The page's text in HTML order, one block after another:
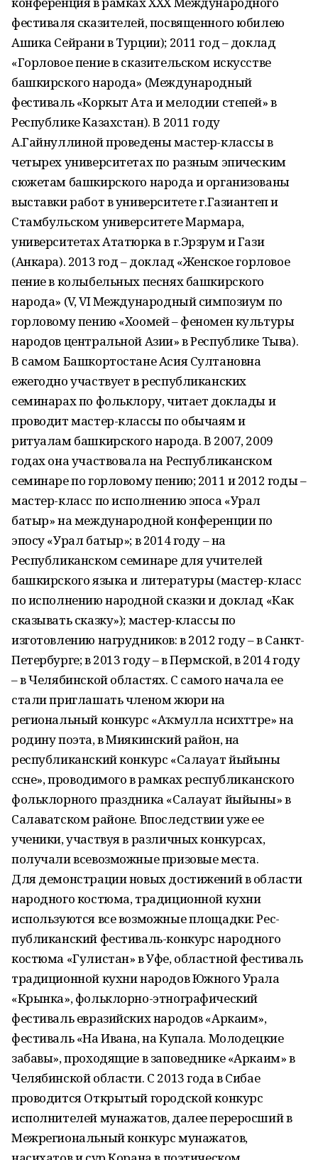
фестиваля сказителей, посвященного юбилею
Ашика Сейрани в Турции); 2011 год – доклад
«Горловое пение в сказительском искусстве
башкирского народа» (Международный
фестиваль «Коркыт Ата и мелодии степей» в
Республике Казахстан). В 2011 году
А.Гайнуллиной проведены мастер-классы в
четырех университетах по разным эпическим
сюжетам башкирского народа и организованы
выставки работ в университете г.Газиантеп и
Стамбульском университете Мармара,
университетах Ататюрка в г.Эрзрум и Гази
(Анкара). 2013 год – доклад «Женское горловое
пение в колыбельных песнях башкирского
народа» (V, VI Международный симпозиум по
горловому пению «Хоомей – феномен культуры
народов центральной Азии» в Республике Тыва).
В самом Башкортостане Асия Султановна
ежегодно участвует в республиканских
семинарах по фольклору, читает доклады и
проводит мастер-классы по обычаям и
ритуалам башкирского народа. В 2007, 2009
годах она участвовала на Республиканском
семинаре по горловому пению; 2011 и 2012 годы –
мастер-класс по исполнению эпоса «Урал
батыр» на международной конференции по
эпосу «Урал батыр»; в 2014 году – на
Республиканском семинаре для учителей
башкирского языка и литературы (мастер-класс
по исполнению народной сказки и доклад «Как
сказывать сказку»); мастер-классы по
изготовлению нагрудников: в 2012 году – в Санкт-
Петербурге; в 2013 году – в Пермской, в 2014 году
– в Челябинской областях. С самого начала ее
стали приглашать членом жюри на
региональный конкурс «Аҡмулла нәсихәттәре» на
родину поэта, в Миякинский район, на
республиканский конкурс «Салауат йыйыны
сәсәне», проводимого в рамках республиканского
фольк­лорного праздника «Салауат йыйыны» в
Салаватском районе. Впоследствии уже ее
ученики, участвуя в различных конкурсах,
получали всевозможные призовые места.
Для демонстрации новых достижений в области
народного костюма, традиционной кухни
используются все возможные площадки: Рес­
публиканский фестиваль-конкурс народного
костюма «Гулистан» в Уфе, областной фестиваль
традиционной кухни народов Южного Урала
«Крынка», фольклорно-этнографический
фестиваль евразийских народов «Аркаим»,
фестиваль «На Ивана, на Купала. Молодецкие
забавы», проходящие в заповеднике «Аркаим» в
Челябинской области. С 2013 года в Сибае
проводится Открытый городской конкурс
исполнителей мунажатов, далее переросший в
Межрегиональный конкурс мунажатов,